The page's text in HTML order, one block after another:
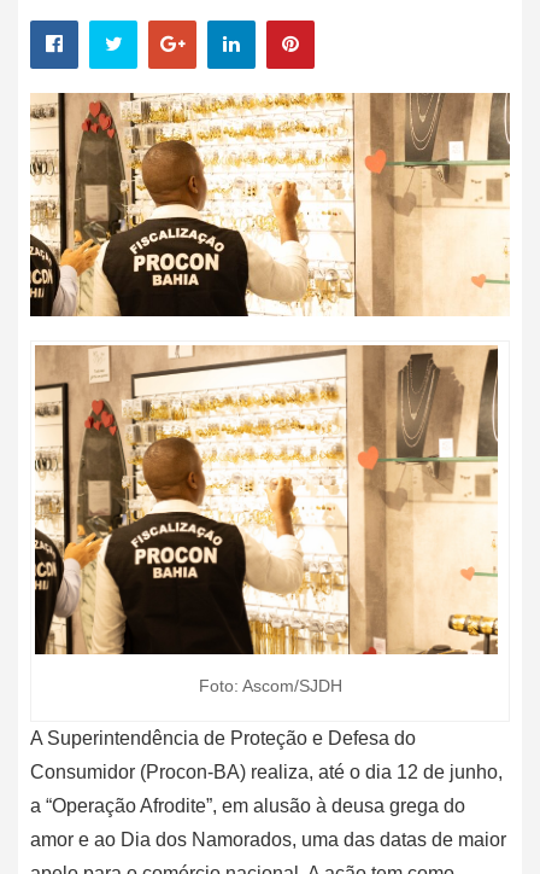
Foto: Ascom/SJDH
A Superintendência de Proteção e Defesa do
Consumidor (Procon-BA) realiza, até o dia 12 de junho,
a “Operação Afrodite”, em alusão à deusa grega do
amor e ao Dia dos Namorados, uma das datas de maior